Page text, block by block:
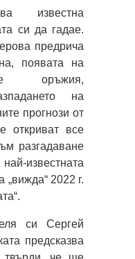
известна
си да гадае.
предрича
появата на
оръжия,
на
прогнози от
откриват все
разгадаване
известната
2022 г.
си Сергей
предсказва